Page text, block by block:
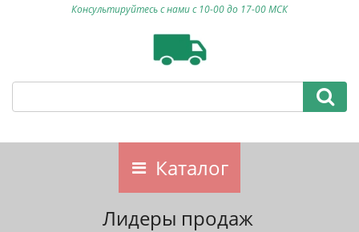
Консультируйтесь с нами c 10-00 до 17-00 МСК
Каталог
Лидеры продаж